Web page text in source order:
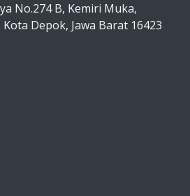
No.274 B, Kemiri Muka,
Depok, Jawa Barat 16423